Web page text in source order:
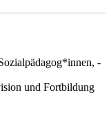
-
und Fortbildung